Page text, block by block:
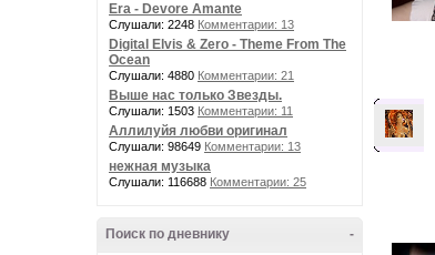
Era - Devore Amante
Слушали: 2248 Комментарии: 13
Digital Elvis & Zero - Theme From The
Ocean
Слушали: 4880 Комментарии: 21
Выше нас только Звезды.
Слушали: 1503 Комментарии: 11
Аллилуйя любви оригинал
Слушали: 98649 Комментарии: 13
нежная музыка
Слушали: 116688 Комментарии: 25
-
Поиск по дневнику